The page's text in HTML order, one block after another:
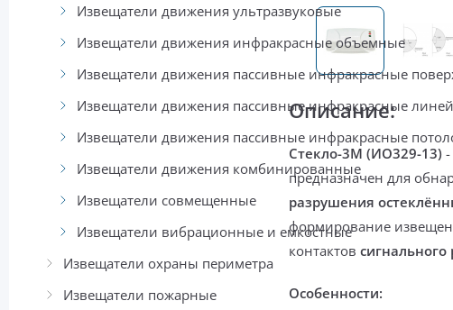
Описание:
Стекло-3М (ИО329-13)
предназначен для
разрушения
формирование
контактов сигнального
Особенности:
Извещатели движения ультразвуковые
Извещатели движения инфракрасные объемные
Извещатели движения пассивные инфракрасные
Извещатели движения пассивные инфракрасные
Извещатели движения пассивные инфракрасные
Извещатели движения комбинированные
Извещатели совмещенные
Извещатели вибрационные и емкостные
Извещатели охраны периметра
Извещатели пожарные